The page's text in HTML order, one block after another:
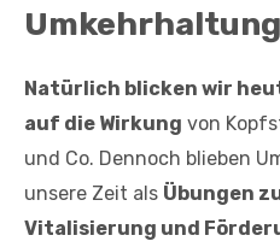
Natürlich blicken wir
auf die Wirkung von
und Co. Dennoch blieben
unsere Zeit als Übungen
Vitalisierung und